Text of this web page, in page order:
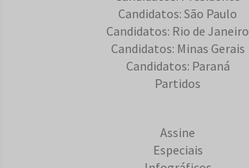
Candidatos: São Paulo
Candidatos: Rio de Janeiro
Candidatos: Minas Gerais
Candidatos: Paraná
Partidos
Assine
Especiais